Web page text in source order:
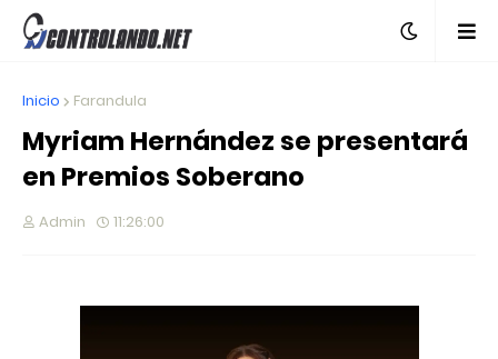
Inicio Farandula
Myriam Hernández se presentará
en Premios Soberano
Admin 11:26:00